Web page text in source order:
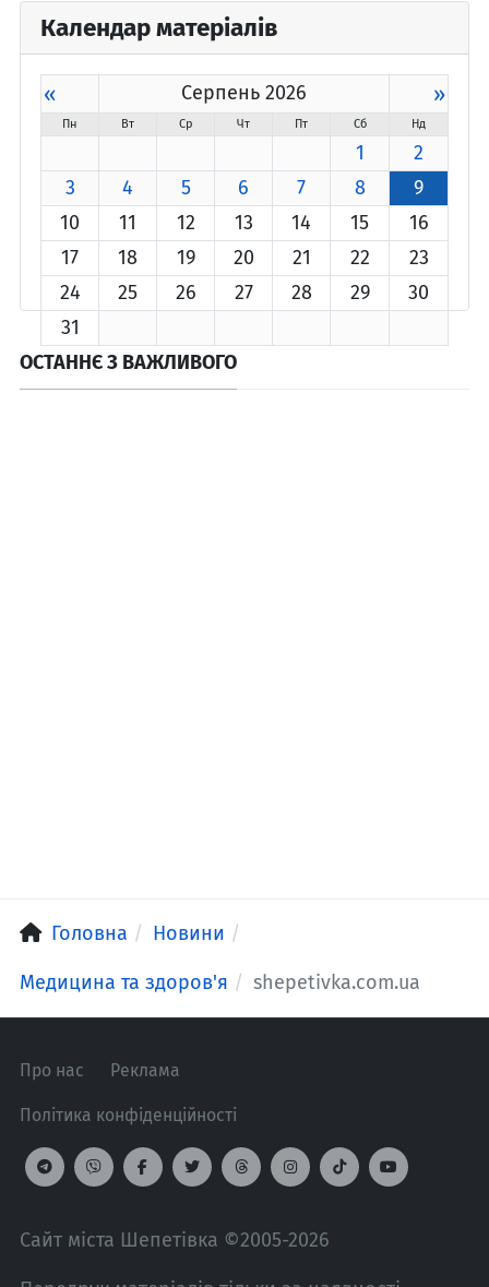
Календар матеріалів
« Серпень 2026 »
Пн Вт Ср Чт Пт Сб Нд
1
2
3
4 5 6 7 8
9
10
11 12 13 14 15
16
17
18 19 20 21 22
23
24
25 26 27 28 29
30
31
ОСТАННЄ З ВАЖЛИВОГО
Головна Новини
Медицина та здоров'я shepetivka.com.ua
Про нас Реклама
Політика конфіденційності
Сайт міста Шепетівка ©2005-2026